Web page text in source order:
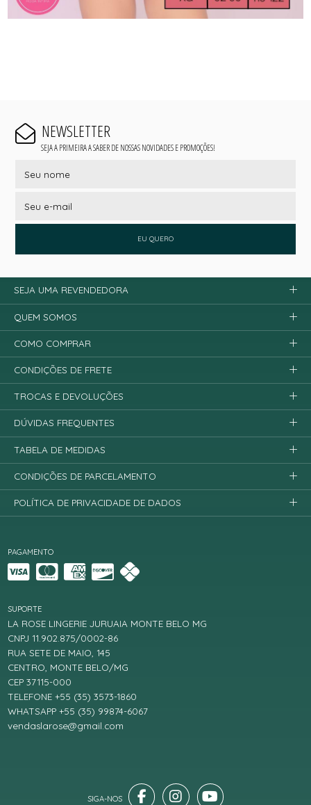
NEWSLETTER
SEJA A PRIMEIRA A SABER DE NOSSAS NOVIDADES E PROMOÇÕES!
EU QUERO
PAGAMENTO
SUPORTE
LA ROSE LINGERIE JURUAIA MONTE BELO MG
CNPJ 11.902.875/0002-86
RUA SETE DE MAIO, 145
CENTRO, MONTE BELO/MG
CEP 37115-000
TELEFONE +55 (35) 3573-1860
WHATSAPP +55 (35) 99874-6067
vendaslarose@gmail.com
SEJA UMA REVENDEDORA
QUEM SOMOS
COMO COMPRAR
CONDIÇÕES DE FRETE
TROCAS E DEVOLUÇÕES
DÚVIDAS FREQUENTES
TABELA DE MEDIDAS
CONDIÇÕES DE PARCELAMENTO
POLÍTICA DE PRIVACIDADE DE DADOS